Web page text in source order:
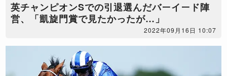
​英チャンピオンSでの引退選んだバーイード陣
営、「凱旋門賞で見たかったが…」
2022年09月16日 10:07